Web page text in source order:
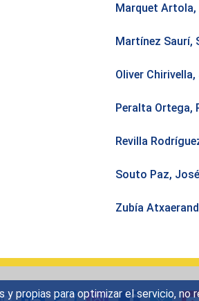
propias para optimizar el servicio,
Marquet
Martínez Saurí,
Oliver Chirivella,
Peralta Ortega,
Revilla
Souto Paz,
Zubía